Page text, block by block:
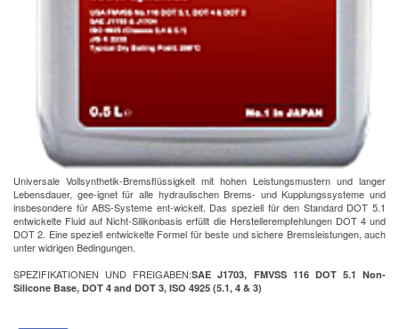
Universale Vollsynthetik-Bremsflüssigkeit mit hohen Leistungsmustern und langer
Lebensdauer, gee-ignet für alle hydraulischen Brems- und Kupplungssysteme und
insbesondere für ABS-Systeme ent-wickelt. Das speziell für den Standard DOT 5.1
entwickelte Fluid auf Nicht-Silikonbasis erfüllt die Herstellerempfehlungen DOT 4 und
DOT 2. Eine speziell entwickelte Formel für beste und sichere Bremsleistungen, auch
unter widrigen Bedingungen.
SPEZIFIKATIONEN UND FREIGABEN:SAE J1703, FMVSS 116 DOT 5.1 Non-
Silicone Base, DOT 4 and DOT 3, ISO 4925 (5.1, 4 & 3)